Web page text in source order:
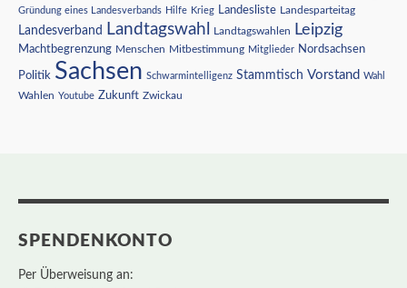
Gründung eines Landesverbands Hilfe Krieg Landesliste Landesparteitag
Landesverband Landtagswahl Landtagswahlen Leipzig
Machtbegrenzung Menschen Mitbestimmung Mitglieder Nordsachsen
Politik Sachsen Schwarmintelligenz Stammtisch Vorstand Wahl
Wahlen Youtube Zukunft Zwickau
SPENDENKONTO
Per Überweisung an: